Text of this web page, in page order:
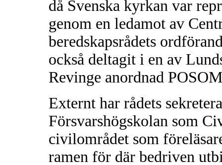
då Svenska kyrkan var
genom en ledamot av
beredskapsrådets
också deltagit i en av
Revinge anordnad
Externt har rådets
Försvarshögskolan som
civilområdet som
ramen för där bedriven